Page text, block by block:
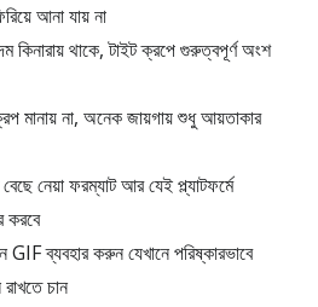
আনা যায় না
কিনারায় থাকে, টাইট ক্রপে গুরুত্বপূর্ণ অংশ
মানায় না, অনেক জায়গায় শুধু আয়তাকার
নেয়া ফরম্যাট আর যেই প্ল্যাটফর্মে
করবে
GIF ব্যবহার করুন যেখানে পরিষ্কারভাবে
চান